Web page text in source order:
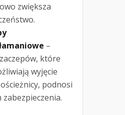
zwiększa
–
które
wyjęcie
podnosi
zabezpieczenia.